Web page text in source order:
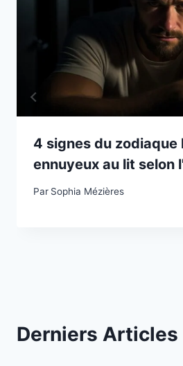
4 signes du zodiaque
ennuyeux au lit selon
Par Sophia Mézières
Derniers Articles